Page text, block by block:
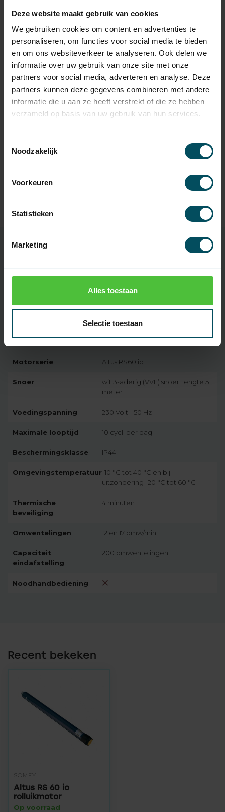
Deze website maakt gebruik van cookies
We gebruiken cookies om content en advertenties te
personaliseren, om functies voor social media te bieden
en om ons websiteverkeer te analyseren. Ook delen we
informatie over uw gebruik van onze site met onze
partners voor social media, adverteren en analyse. Deze
partners kunnen deze gegevens combineren met andere
informatie die u aan ze heeft verstrekt of die ze hebben
verzameld op basis van uw gebruik van hun services.
Noodzakelijk
Voorkeuren
Statistieken
Marketing
Alles toestaan
Selectie toestaan
SOMFY
Somfy Meenemer Ø 78 mm
met doekgleuf aluminum -
Op voorraad
14,95
Simu Adaptieset 8 kant 70 -
LT60 en T6
Op voorraad
6,95
handzender
59,95
7432257284262
Motorserie Altus RS60 io
Snoer
wit 3-aderig (VVF) snoer, lengte 5
meter
Voedingspanning 230 Volt - 50 Hz
Maximale looptijd 10 cycli per dag
Beschermingsklasse IP44
Omgevingstemperatuur-10 °C tot 40 °C en bij
uitzondering -20 °C tot 60 °C
Thermische
beveiliging
4 minuten
Omwentelingen 12 en 17 omw/min
Capaciteit
eindafstelling
200 omwentelingen
Noodhandbediening
Recent bekeken
SOMFY
Altus RS 60 io
rolluikmotor
Op voorraad